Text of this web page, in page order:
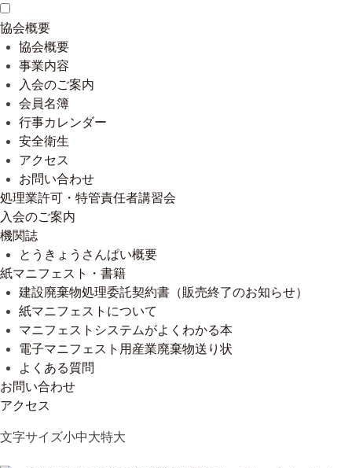
協会概要
協会概要
事業内容
入会のご案内
会員名簿
行事カレンダー
安全衛生
アクセス
お問い合わせ
処理業許可・特管責任者講習会
入会のご案内
機関誌
とうきょうさんぱい概要
紙マニフェスト・書籍
建設廃棄物処理委託契約書（販売終了のお知らせ）
紙マニフェストについて
マニフェストシステムがよくわかる本
電子マニフェスト用産業廃棄物送り状
よくある質問
お問い合わせ
アクセス
to
文字サイズ小中大特大